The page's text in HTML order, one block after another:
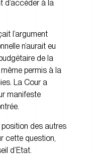
d’accéder à la
l’argument
n’aurait eu
de la
permis à la
La Cour a
manifeste
des autres
cette question,
d’Etat.